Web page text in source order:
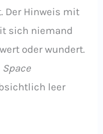
Der Hinweis mit
sich niemand
oder wundert.
Space
leer